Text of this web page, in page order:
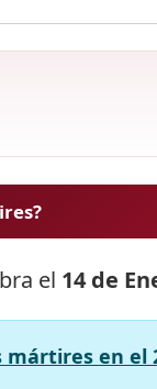
el 14 de
en el